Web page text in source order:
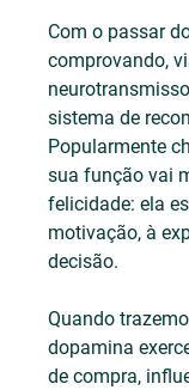
Com o passar
comprovando,
sistema de
Popularmente
sua função vai
felicidade: ela
motivação, à
decisão.
Quando
dopamina
de compra,